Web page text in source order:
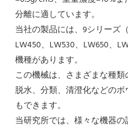
分離に適しています。
当社の製品には、9シリーズ
LW450、LW530、LW650、
機種があります。
この機械は、さまざまな種類
脱水、分類、清澄化などの
もできます。
当研究所では、様々な機器